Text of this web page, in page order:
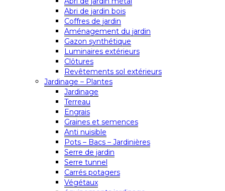
Abri de jardin bois
Coffres de jardin
Aménagement du jardin
Gazon synthétique
Luminaires extérieurs
Clôtures
Revêtements sol extérieurs
Jardinage – Plantes
Jardinage
Terreau
Engrais
Graines et semences
Anti nuisible
Pots – Bacs – Jardinières
Serre de jardin
Serre tunnel
Carrés potagers
Végétaux